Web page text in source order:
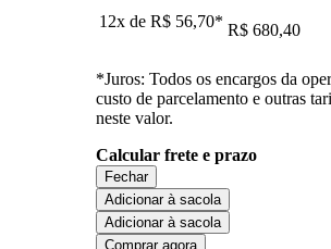
12x de R$ 56,70* R$ 680,40
*Juros: Todos os encargos da
custo de parcelamento e outras
neste valor.
Calcular frete e prazo
Fechar
Adicionar à sacola
Adicionar à sacola
Comprar agora